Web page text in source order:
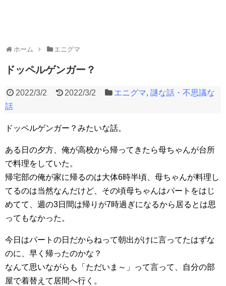
ホーム エニグマ
ドッペルゲンガー？
2022/3/2 2022/3/2 エニグマ,謎な話・不思議な
話
ドッペルゲンガー？みたいな話。
ある日の夕方、俺が高校から帰ってきたら母ちゃんが台所
で料理をしていた。
帰宅部の俺が家に帰るのは大体6時半頃、母ちゃんが料理し
てるのは当然なんだけど、その頃母ちゃんはパートをはじ
めてて、週の3日間は帰りが7時過ぎになるから居るとは思
ってもなかった。
今日はパートの日だからねって朝出がけに言ってたはずな
のに、早く帰ったのかな？
なんて思いながらも「ただいま～」って言って、自分の部
屋で着替えて居間へ行く。